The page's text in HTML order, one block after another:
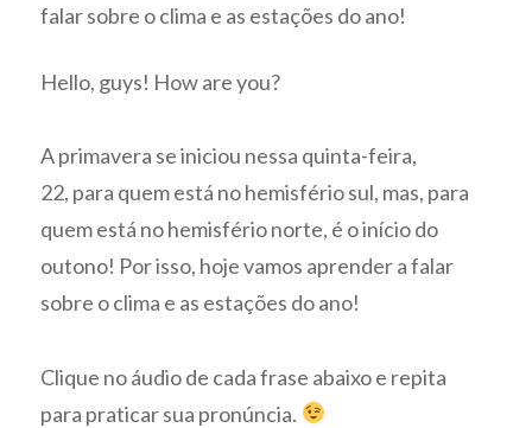
falar sobre o clima e as estações do ano!
Hello, guys! How are you?
A primavera se iniciou nessa quinta-feira,
22, para quem está no hemisfério sul, mas, para
quem está no hemisfério norte, é o início do
outono! Por isso, hoje vamos aprender a falar
sobre o clima e as estações do ano!
Clique no áudio de cada frase abaixo e repita
para praticar sua pronúncia.